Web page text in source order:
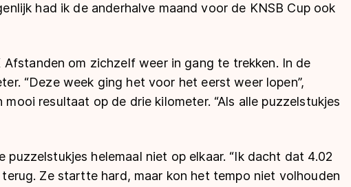
had ik de anderhalve maand voor de KNSB Cup ook
om zichzelf weer in gang te trekken. In de
“Deze week ging het voor het eerst weer lopen”,
resultaat op de drie kilometer. “Als alle puzzelstukjes
puzzelstukjes helemaal niet op elkaar. “Ik dacht dat 4.02
Ze startte hard, maar kon het tempo niet volhouden